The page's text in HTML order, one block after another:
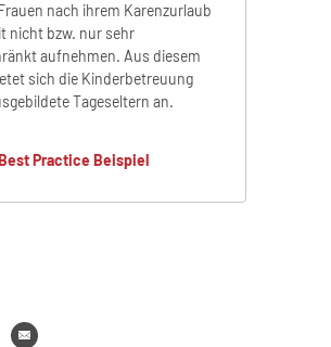
nach ihrem Karenzurlaub
nicht bzw. nur sehr
aufnehmen. Aus diesem
sich die Kinderbetreuung
Tageseltern an.
Practice Beispiel